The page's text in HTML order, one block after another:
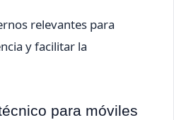
relevantes para
y facilitar la
para móviles